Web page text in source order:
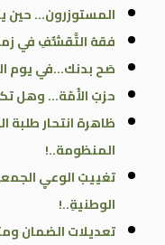
المستوزرون… حين
فقهُ التَّقشُّفِ في
صَح بدنك…في يوم
حزبُ الأُمّة… وهل
ظاهرة انتحار طلبة
المنظومة..!
تغييبُ الوعيِ
الوطنيةِ..!
تعديلات الضمان